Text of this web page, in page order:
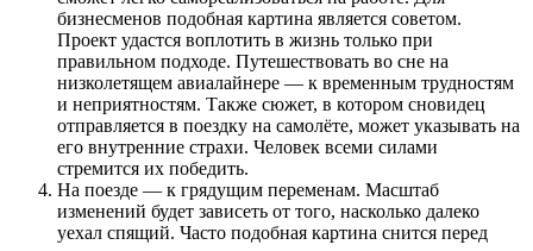
бизнесменов подобная картина является советом.
Проект удастся воплотить в жизнь только при
правильном подходе. Путешествовать во сне на
низколетящем авиалайнере — к временным трудностям
и неприятностям. Также сюжет, в котором сновидец
отправляется в поездку на самолёте, может указывать на
его внутренние страхи. Человек всеми силами
стремится их победить.
На поезде — к грядущим переменам. Масштаб
изменений будет зависеть от того, насколько далеко
уехал спящий. Часто подобная картина снится перед